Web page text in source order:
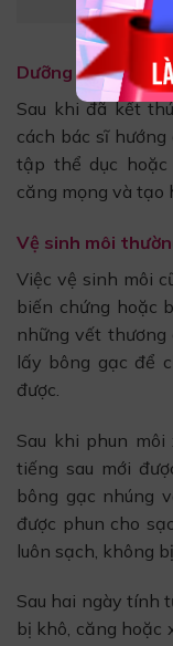
Dưỡng môi sau
Sau khi đã kết
cách bác sĩ
tập thể dục hoặc
căng mọng và tạo
Vệ sinh môi
Việc vệ sinh môi
biến chứng hoặc
những vết thương
lấy bông gạc để
được.
Sau khi phun
tiếng sau mới
bông gạc nhúng
được phun cho
luôn sạch, không
Sau hai ngày tính
bị khô, căng hoặc